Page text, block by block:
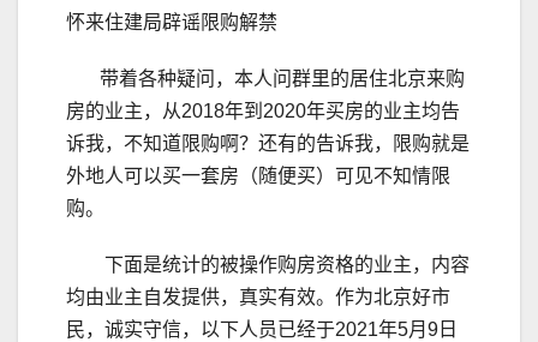
怀来住建局辟谣限购解禁
带着各种疑问，本人问群里的居住北京来购
房的业主，从2018年到2020年买房的业主均告
诉我，不知道限购啊？还有的告诉我，限购就是
外地人可以买一套房（随便买）可见不知情限
购。
下面是统计的被操作购房资格的业主，内容
均由业主自发提供，真实有效。作为北京好市
民，诚实守信，以下人员已经于2021年5月9日